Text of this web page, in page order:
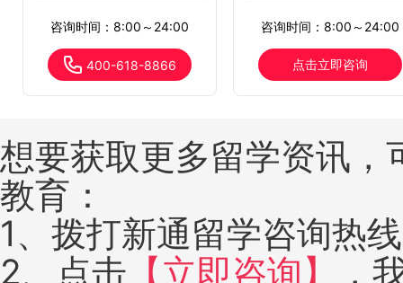
咨询时间：8:00～24:00
400-618-8866
咨询时间：8:00～24:00
点击立即咨询
想要获取更多留学资讯
教育：
1、拨打新通留学咨询热
2、点击 【立即咨询】 ，